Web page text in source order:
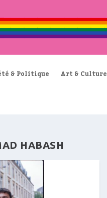
& Politique Art & Culture
HABASH